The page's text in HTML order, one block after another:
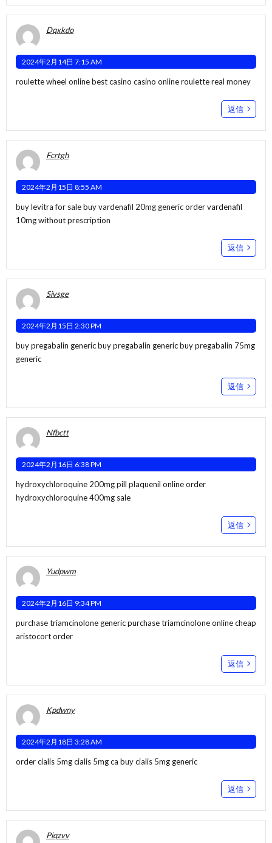
Dqxkdo
2024年2月14日 7:15 AM
roulette wheel onlinebest casino casino online roulette real money
返信
Fcrtgh
2024年2月15日 8:55 AM
buy levitra for salebuy vardenafil 20mg genericorder vardenafil
10mg without prescription
返信
Sivsge
2024年2月15日 2:30 PM
buy pregabalin genericbuy pregabalin genericbuy pregabalin 75mg
generic
返信
Nfbctt
2024年2月16日 6:38 PM
hydroxychloroquine 200mg pill plaquenil online order
hydroxychloroquine 400mg sale
返信
Yudpwm
2024年2月16日 9:34 PM
purchase triamcinolone genericpurchase triamcinolone online cheap
aristocort order
返信
Kpdwny
2024年2月18日 3:28 AM
order cialis 5mgcialis 5mg ca buy cialis 5mg generic
返信
Piqzvv